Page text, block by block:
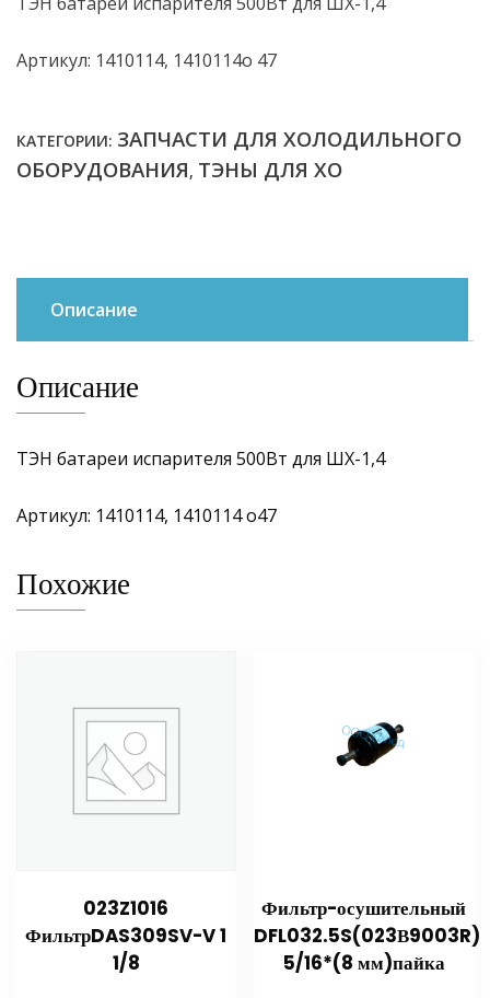
Артикул: 1410114, 1410114о 47
КАТЕГОРИИ: ЗАПЧАСТИ ДЛЯ ХОЛОДИЛЬНОГО
ОБОРУДОВАНИЯ, ТЭНЫ ДЛЯ ХО
Описание
Описание
ТЭН батареи испарителя 500Вт для ШХ-1,4
Артикул: 1410114, 1410114 о47
Похожие
023Z1016
ФильтрDAS309SV-V 1
1/8
Фильтр-осушительный
DFL032.5S(023В9003R)
5/16*(8 мм)пайка